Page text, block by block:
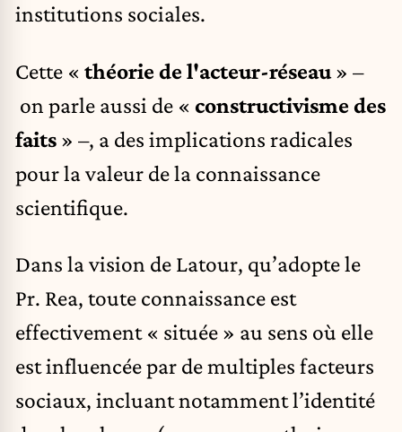
institutions sociales.
Cette « théorie de l'acteur-réseau» –
on parle aussi de « constructivisme des
faits » –, a des implications radicales
pour la valeur de la connaissance
scientifique.
Dans la vision de Latour, qu’adopte le
Pr. Rea, toute connaissance est
effectivement « située » au sens où elle
est influencée par de multiples facteurs
sociaux, incluant notamment l’identité